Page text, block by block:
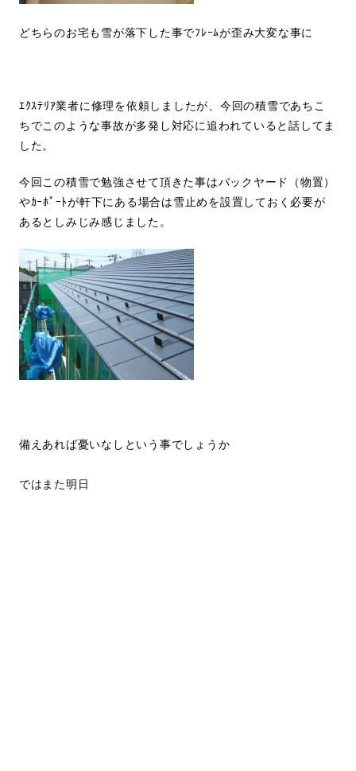
どちらのお宅も雪が落下した事でﾌﾚｰﾑが歪み大変な事に
ｴｸｽﾃﾘｱ業者に修理を依頼しましたが、今回の積雪であちこ
ちでこのような事故が多発し対応に追われていると話してま
した。
今回この積雪で勉強させて頂きた事はバックヤード（物置）
やｶｰﾎﾟｰﾄが軒下にある場合は雪止めを設置しておく必要が
あるとしみじみ感じました。
備えあれば憂いなしという事でしょうか
ではまた明日